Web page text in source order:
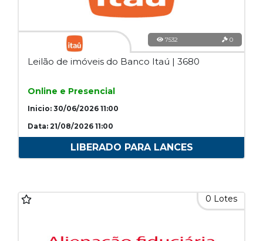
7532 0
Leilão de imóveis do Banco Itaú | 3680
Online e Presencial
Inicio: 30/06/2026 11:00
Data: 21/08/2026 11:00
LIBERADO PARA LANCES
0 Lotes